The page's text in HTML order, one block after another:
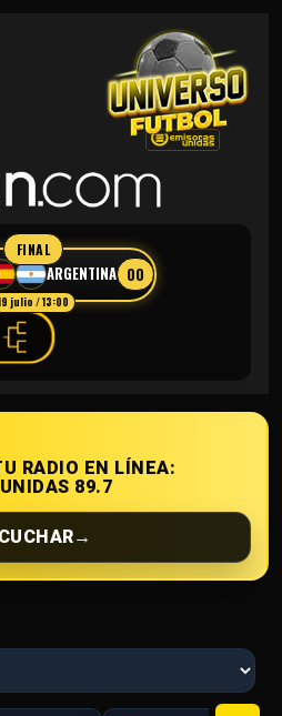
FINAL
ARGENTINA 00
julio / 13:00
RADIO EN LÍNEA:
89.7
→